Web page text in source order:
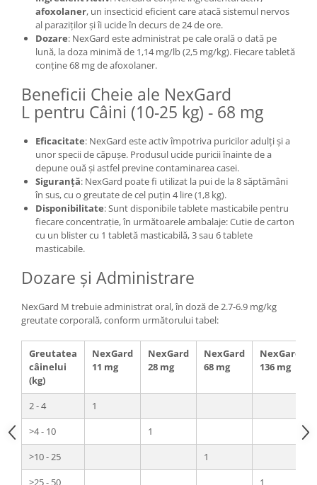
afoxolaner, un insecticid eficient care atacă sistemul nervos
al paraziților și îi ucide în decurs de 24 de ore.
Dozare: NexGard este administrat pe cale orală o dată pe
lună, la doza minimă de 1,14 mg/lb (2,5 mg/kg). Fiecare tabletă
conține 68 mg de afoxolaner.
Beneficii Cheie ale NexGard
L pentru Câini (10-25 kg) - 68 mg
Eficacitate: NexGard este activ împotriva puricilor adulți și a
unor specii de căpușe. Produsul ucide puricii înainte de a
depune ouă și astfel previne contaminarea casei.
Siguranță: NexGard poate fi utilizat la pui de la 8 săptămâni
în sus, cu o greutate de cel puțin 4 lire (1,8 kg).
Disponibilitate: Sunt disponibile tablete masticabile pentru
fiecare concentrație, în următoarele ambalaje: Cutie de carton
cu un blister cu 1 tabletă masticabilă, 3 sau 6 tablete
masticabile.
Dozare și Administrare
NexGard M trebuie administrat oral, în doză de 2.7-6.9 mg/kg
greutate corporală, conform următorului tabel:
Greutatea
câinelui
(kg)
NexGard
11 mg
NexGard
28 mg
NexGard
68 mg
NexGard
136 mg
2 - 4
1
>4 - 10
1
>10 - 25
1
>25 - 50
1